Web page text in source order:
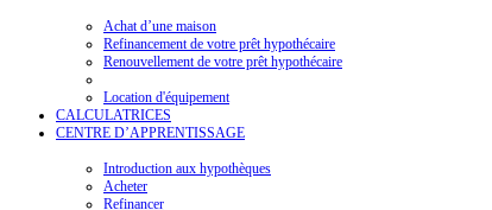
Achat d’une maison
Refinancement de votre prêt hypothécaire
Renouvellement de votre prêt hypothécaire
Location d'équipement
CALCULATRICES
CENTRE D’APPRENTISSAGE
Introduction aux hypothèques
Acheter
Refinancer